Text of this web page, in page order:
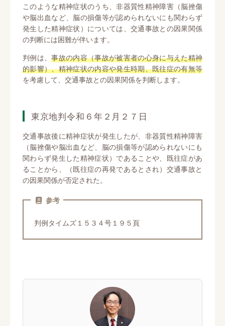
このような精神症状のうち、非器質性精神障害（脳挫傷
や脳出血など、脳の損傷等が認められないにも関わらず
発生した精神症状）については、交通事故との因果関係
の判断には困難が伴います。
判例は、事故の内容（事故が被害者の心身に与えた精神
的影響）、精神症状の内容や発生時期、既往症の有無等
を考慮して、交通事故との因果関係を判断します。
東京地判令和６年２月２７日
交通事故後に精神症状が発生したが、非器質性精神障害
（脳挫傷や脳出血など、脳の損傷等が認められないにも
関わらず発生した精神症状）であることや、既往症があ
ることから、（既往症の再発であるとされ）交通事故と
の因果関係が否定された。
参考
判例タイムズ１５３４号１９５頁